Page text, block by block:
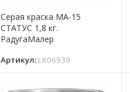
Серая краска МА-15
СТАТУС 1,8 кг.
РадугаМалер
Артикул: LK06939